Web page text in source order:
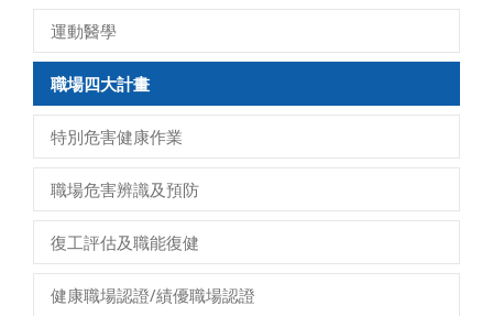
運動醫學
職場四大計畫
特別危害健康作業
職場危害辨識及預防
復工評估及職能復健
健康職場認證/績優職場認證